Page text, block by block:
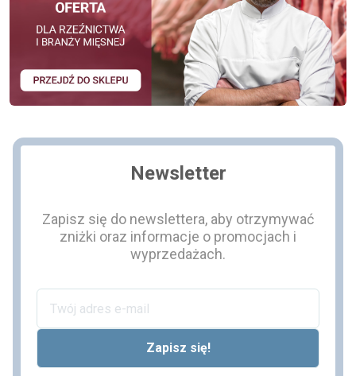
Newsletter
Zapisz się do newslettera, aby otrzymywać
zniżki oraz informacje o promocjach i
wyprzedażach.